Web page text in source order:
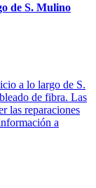
de S. Mulino
a lo largo de S.
de fibra. Las
las reparaciones
a